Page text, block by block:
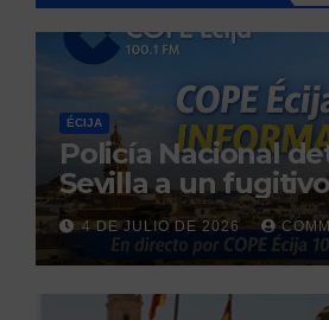
ÉCIJA
Policía Nacional
Sevilla a un fugitivo
reclamado por
tras no regresar a
durante un
penitenciario
4 DE JULIO DE 2026